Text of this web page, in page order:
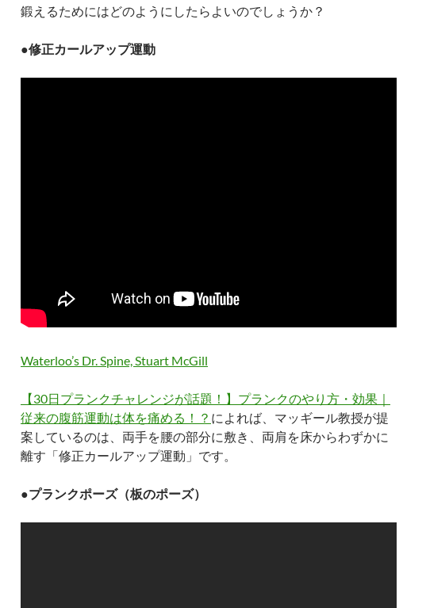
鍛えるためにはどのようにしたらよいのでしょうか？
●修正カールアップ運動
Waterloo’s Dr. Spine, Stuart McGill
【30日プランクチャレンジが話題！】プランクのやり方・効果｜
従来の腹筋運動は体を痛める！？ によれば、マッギール教授が提
案しているのは、両手を腰の部分に敷き、両肩を床からわずかに
離す「修正カールアップ運動」です。
●プランクポーズ（板のポーズ）